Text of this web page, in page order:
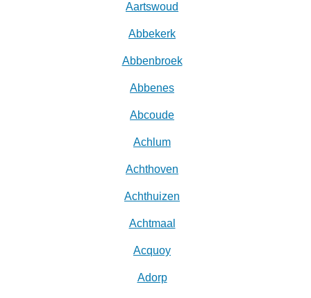
Aartswoud
Abbekerk
Abbenbroek
Abbenes
Abcoude
Achlum
Achthoven
Achthuizen
Achtmaal
Acquoy
Adorp